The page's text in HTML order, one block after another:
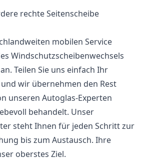
rechte Seitenscheibe
mobilen Service
Windschutzscheibenwechsels
Teilen Sie uns einfach Ihr
wir übernehmen den Rest
unseren Autoglas-Experten
behandelt. Unser
steht Ihnen für jeden Schritt zur
bis zum Austausch. Ihre
oberstes Ziel.